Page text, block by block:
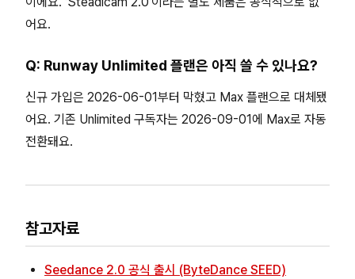
어요.
Q: Runway Unlimited 플랜은 아직 쓸 수 있나요?
신규 가입은 2026-06-01부터 막혔고 Max 플랜으로 대체됐
어요. 기존 Unlimited 구독자는 2026-09-01에 Max로 자동
전환돼요.
참고자료
Seedance 2.0 공식 출시 (ByteDance SEED)